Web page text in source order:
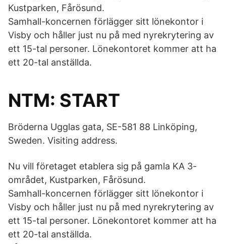
Kustparken, Fårösund.
Samhall-koncernen förlägger sitt lönekontor i
Visby och håller just nu på med nyrekrytering av
ett 15-tal personer. Lönekontoret kommer att ha
ett 20-tal anställda.
NTM: START
Bröderna Ugglas gata, SE-581 88 Linköping,
Sweden. Visiting address.
Nu vill företaget etablera sig på gamla KA 3-
området, Kustparken, Fårösund.
Samhall-koncernen förlägger sitt lönekontor i
Visby och håller just nu på med nyrekrytering av
ett 15-tal personer. Lönekontoret kommer att ha
ett 20-tal anställda.